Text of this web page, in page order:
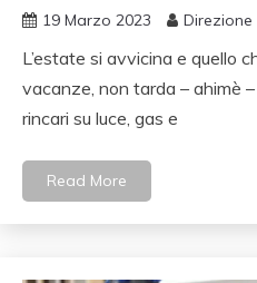
19 Marzo 2023 Direzione
L’estate si avvicina e quello
vacanze, non tarda – ahimè
rincari su luce, gas e
Read More